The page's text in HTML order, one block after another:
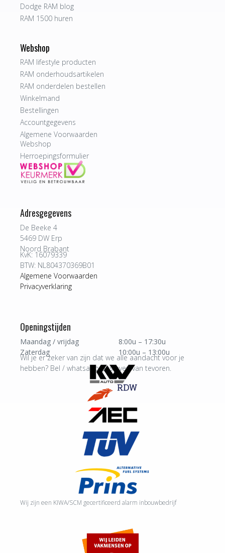
Dodge RAM blog
RAM 1500 huren
Webshop
RAM lifestyle producten
RAM onderhoudsartikelen
RAM onderdelen bestellen
Winkelmand
Bestellingen
Accountgegevens
Algemene Voorwaarden
Webshop
Herroepingsformulier
Adresgegevens
De Beeke 4
5469 DW Erp
Noord Brabant
KvK: 16079339
BTW: NL804370369B01
Algemene Voorwaarden
Privacyverklaring
Openingstijden
Maandag / vrijdag
8:00u – 17:30u
Zaterdag
10:00u – 13:00u
Wil je er zeker van zijn dat we alle aandacht voor je
hebben? Bel / whatsapp ons even van tevoren.
Wij zijn een KIWA/SCM gecertificeerd alarm inbouwbedrijf